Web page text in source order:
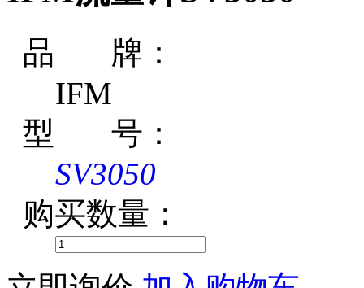
品 牌：
IFM
型 号：
SV3050
购买数量：